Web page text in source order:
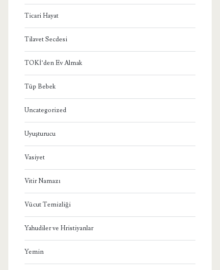
Ticari Hayat
Tilavet Secdesi
TOKİ’den Ev Almak
Tüp Bebek
Uncategorized
Uyuşturucu
Vasiyet
Vitir Namazı
Vücut Temizliği
Yahudiler ve Hristiyanlar
Yemin